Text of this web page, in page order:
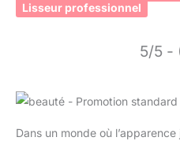
Lisseur professionnel
5/5 -
Dans un monde où